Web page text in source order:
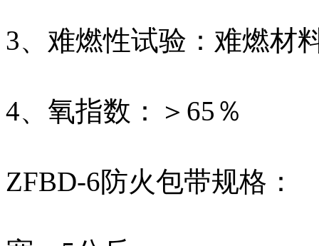
3、难燃性试验：难燃材
4、氧指数：＞65％
ZFBD-6防火包带规格：